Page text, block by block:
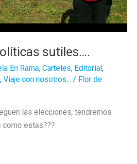
sutiles….
En Rama, Carteles, Editorial,
, Viaje con nosotros... / Flor de
las elecciones, tendremos
como estas???